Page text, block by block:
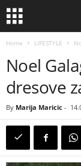
Home LIFESTYLE
Noel
dresove
By Marija Maricic -